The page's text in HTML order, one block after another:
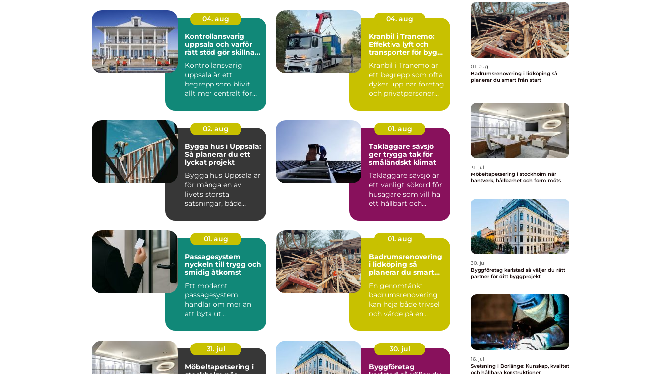
04. aug
Kontrollansvarig
uppsala och varför
rätt stöd gör skillnad
Kontrollansvarig
uppsala är ett
begrepp som blivit
allt mer centralt för
företag ...
04. aug
Kranbil i Tranemo:
Effektiva lyft och
transporter för bygg
Kranbil i Tranemo är
ett begrepp som ofta
dyker upp när företag
och privatpersoner
02. aug
Bygga hus i Uppsala:
Så planerar du ett
lyckat projekt
Bygga hus Uppsala är
för många en av
livets största
satsningar, både
01. aug
Takläggare sävsjö
ger trygga tak för
småländskt klimat
Takläggare sävsjö är
ett vanligt sökord för
husägare som vill ha
ett hållbart och
01. aug
Passagesystem
nyckeln till trygg och
smidig åtkomst
Ett modernt
passagesystem
handlar om mer än
att byta ut
en bricka eller mobil.
Rät...
01. aug
Badrumsrenovering
i lidköping så
planerar du smart
En genomtänkt
badrumsrenovering
kan höja både trivsel
och värde på en
Samtidigt ...
31. jul
Möbeltapetsering i
30. jul
Byggföretag
01. aug
Badrumsrenovering i lidköping så
planerar du smart från start
31. jul
Möbeltapetsering i stockholm när
hantverk, hållbarhet och form möts
30. jul
Byggföretag karlstad så väljer du rätt
partner för ditt byggprojekt
16. jul
Svetsning i Borlänge: Kunskap, kvalitet
och hållbara konstruktioner